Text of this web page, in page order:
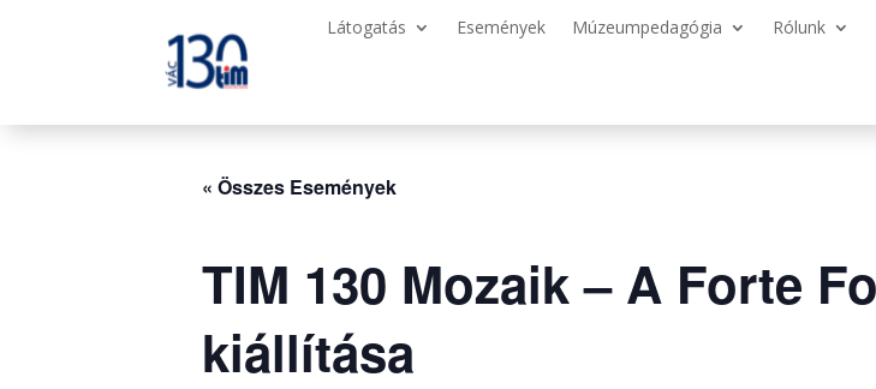
Látogatás Események Múzeumpedagógia Rólunk
« Összes Események
TIM 130 Mozaik – A Forte
kiállítása